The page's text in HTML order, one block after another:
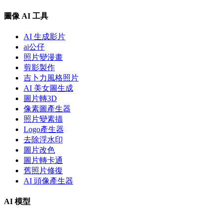
圖像 AI 工具
AI 生成影片
ai公仔
照片變漫畫
剪影製作
吉卜力風格照片
AI 美女圖生成
圖片轉3D
像素圖產生器
照片變素描
Logo產生器
去除浮水印
圖片改色
圖片轉卡通
舊照片修復
AI 頭像產生器
AI 模型